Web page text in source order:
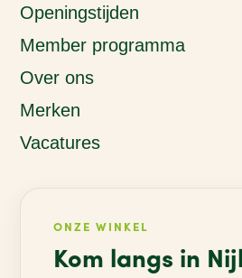
Openingstijden
Member programma
Over ons
Merken
Vacatures
ONZE WINKEL
Kom langs in